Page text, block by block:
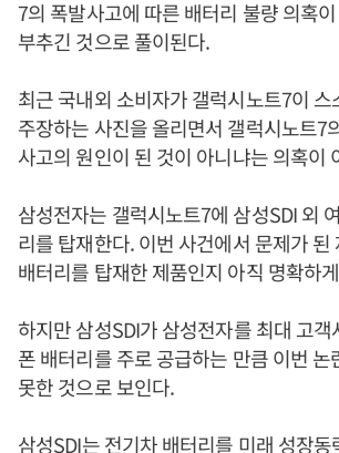
7의 폭발사고에 따른 배터리 불량 의혹
부추긴 것으로 풀이된다.
최근 국내외 소비자가 갤럭시노트7이
주장하는 사진을 올리면서 갤럭시노트7
사고의 원인이 된 것이 아니냐는 의혹이
삼성전자는 갤럭시노트7에 삼성SDI 외
리를 탑재한다. 이번 사건에서 문제가 된
배터리를 탑재한 제품인지 아직 명확하
하지만 삼성SDI가 삼성전자를 최대 고
폰 배터리를 주로 공급하는 만큼 이번 논
못한 것으로 보인다.
삼성SDI는 전기차 배터리를 미래 성장